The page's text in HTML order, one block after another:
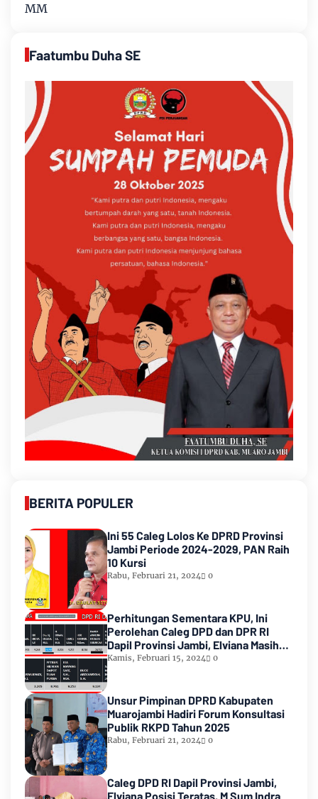
MM
Faatumbu Duha SE
BERITA POPULER
Ini 55 Caleg Lolos Ke DPRD Provinsi
Jambi Periode 2024-2029, PAN Raih
10 Kursi
Rabu, Februari 21, 2024 0
Perhitungan Sementara KPU, Ini
Perolehan Caleg DPD dan DPR RI
Dapil Provinsi Jambi, Elviana Masih
Urutan Kedua Teratas
Kamis, Februari 15, 2024 0
Unsur Pimpinan DPRD Kabupaten
Muarojambi Hadiri Forum Konsultasi
Publik RKPD Tahun 2025
Rabu, Februari 21, 2024 0
Caleg DPD RI Dapil Provinsi Jambi,
Elviana Posisi Teratas, M Sum Indra